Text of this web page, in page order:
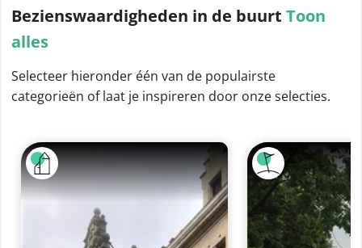
Bezienswaardigheden in de buurt Toon
alles
Selecteer hieronder één van de populairste
categorieën of laat je inspireren door onze selecties.